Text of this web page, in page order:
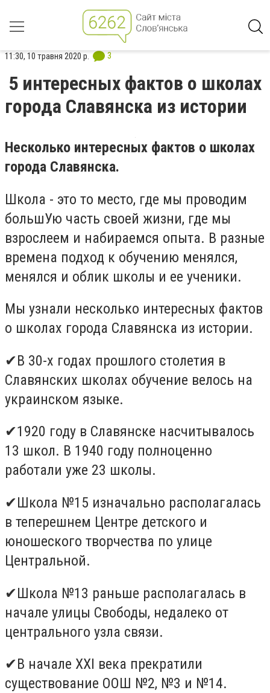
11:30, 10 травня 2020 р. 3
5 интересных фактов о школах
города Славянска из истории
Несколько интересных фактов о школах
города Славянска.
Школа - это то место, где мы проводим
большУю часть своей жизни, где мы
взрослеем и набираемся опыта. В разные
времена подход к обучению менялся,
менялся и облик школы и ее ученики.
Мы узнали несколько интересных фактов
о школах города Славянска из истории.
✔В 30-х годах прошлого столетия в
Славянских школах обучение велось на
украинском языке.
✔1920 году в Славянске насчитывалось
13 школ. В 1940 году полноценно
работали уже 23 школы.
✔Школа №15 изначально располагалась
в теперешнем Центре детского и
юношеского творчества по улице
Центральной.
✔Школа №13 раньше располагалась в
начале улицы Свободы, недалеко от
центрального узла связи.
✔В начале ХХІ века прекратили
существование ООШ №2, №3 и №14.